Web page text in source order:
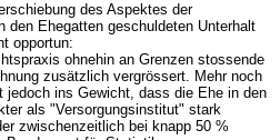
des Aspektes der
den Ehegatten geschuldeten Unterhalt
opportun:
ohnehin an Grenzen stossende
zusätzlich vergrössert. Mehr noch
ins Gewicht, dass die Ehe in den
als "Versorgungsinstitut" stark
zwischenzeitlich bei knapp 50 %